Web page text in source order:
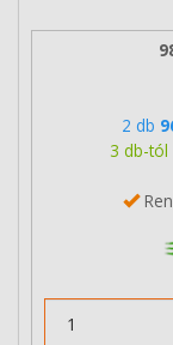
2 db
3 db-tól